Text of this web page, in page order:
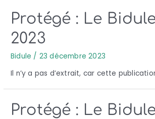
Protégé : Le
2023
Bidule / 23 décembre 2023
Il n’y a pas d’extrait, car cette
Protégé : Le